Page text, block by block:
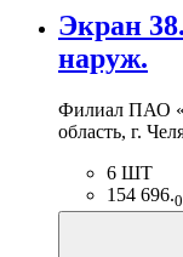
Экран
наруж.
Филиал ПАО
область, г.
6 ШТ
154 696.